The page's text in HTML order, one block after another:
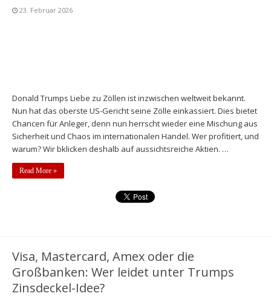
23. Februar 2026
Donald Trumps Liebe zu Zöllen ist inzwischen weltweit bekannt.
Nun hat das oberste US-Gericht seine Zölle einkassiert. Dies bietet
Chancen für Anleger, denn nun herrscht wieder eine Mischung aus
Sicherheit und Chaos im internationalen Handel. Wer profitiert, und
warum? Wir bklicken deshalb auf aussichtsreiche Aktien. …
Read More »
Visa, Mastercard, Amex oder die
Großbanken: Wer leidet unter Trumps
Zinsdeckel-Idee?